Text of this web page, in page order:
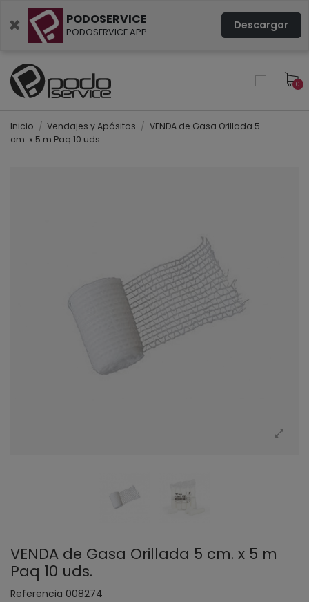
× PODOSERVICE
PODOSERVICE APP Descargar
0
Inicio Vendajes y Apósitos
VENDA de Gasa Orillada 5
cm. x 5 m Paq 10 uds.
VENDA de Gasa Orillada 5 cm. x 5 m
Paq 10 uds.
Referencia 008274